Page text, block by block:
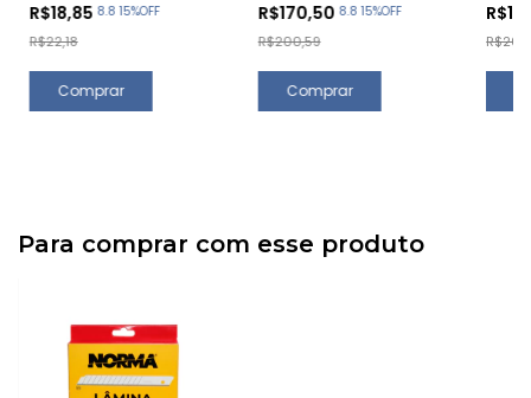
R$18,85 8.8 15%OFF
R$22,18
R$170,50 8.8 15%OFF
R$200,59
Para comprar com esse produto